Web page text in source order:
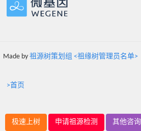
Made by 祖源树策划组 <祖缘树管理员名单>
>首页
极速上树 申请祖源检测 其他咨询